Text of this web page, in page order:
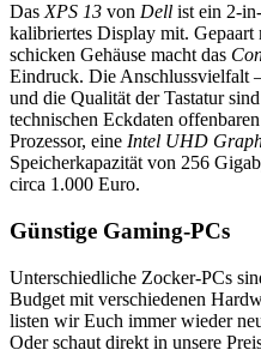
DasXPS 13 von Dell ist ein 2-
kalibriertes Display mit. Gepaart
schicken Gehäuse macht das
Eindruck. Die Anschlussvielfalt
und die Qualität der Tastatur
technischen Eckdaten
Prozessor, eine Intel UHD
Speicherkapazität von 256
circa 1.000 Euro.
Günstige Gaming-PCs
Unterschiedliche Zocker-PCs
Budget mit verschiedenen
listen wir Euch immer wieder
Oder schaut direkt in unsere